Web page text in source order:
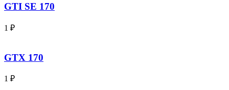
GTI SE 170
1 ₽
GTX 170
1 ₽